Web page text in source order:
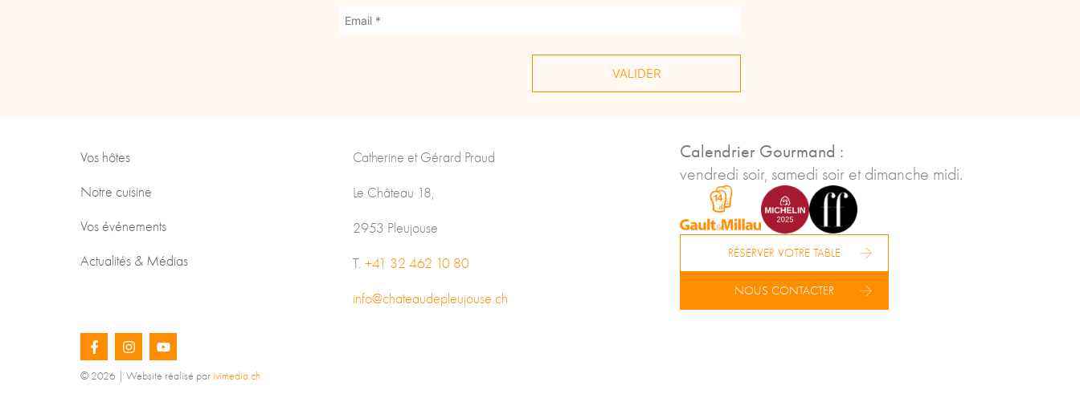
Vos hôtes
Notre cuisine
Vos événements
Actualités & Médias
Catherine et Gérard Praud
Le Château 18,
2953 Pleujouse
T. +41 32 462 10 80
info@chateaudepleujouse.ch
Calendrier Gourmand :
vendredi soir, samedi soir et dimanche midi.
RÉSERVER VOTRE TABLE
NOUS CONTACTER
© 2026 | Website réalisé parivimedia.ch